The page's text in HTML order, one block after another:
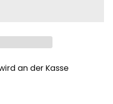
an der Kasse